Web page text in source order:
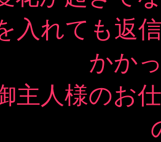
入れても返
かか
主人様のお